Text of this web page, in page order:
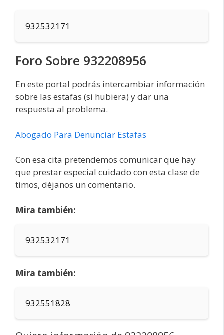
932532171
Foro Sobre 932208956
En este portal podrás intercambiar información
sobre las estafas (si hubiera) y dar una
respuesta al problema.
Abogado Para Denunciar Estafas
Con esa cita pretendemos comunicar que hay
que prestar especial cuidado con esta clase de
timos, déjanos un comentario.
Mira también:
932532171
Mira también:
932551828